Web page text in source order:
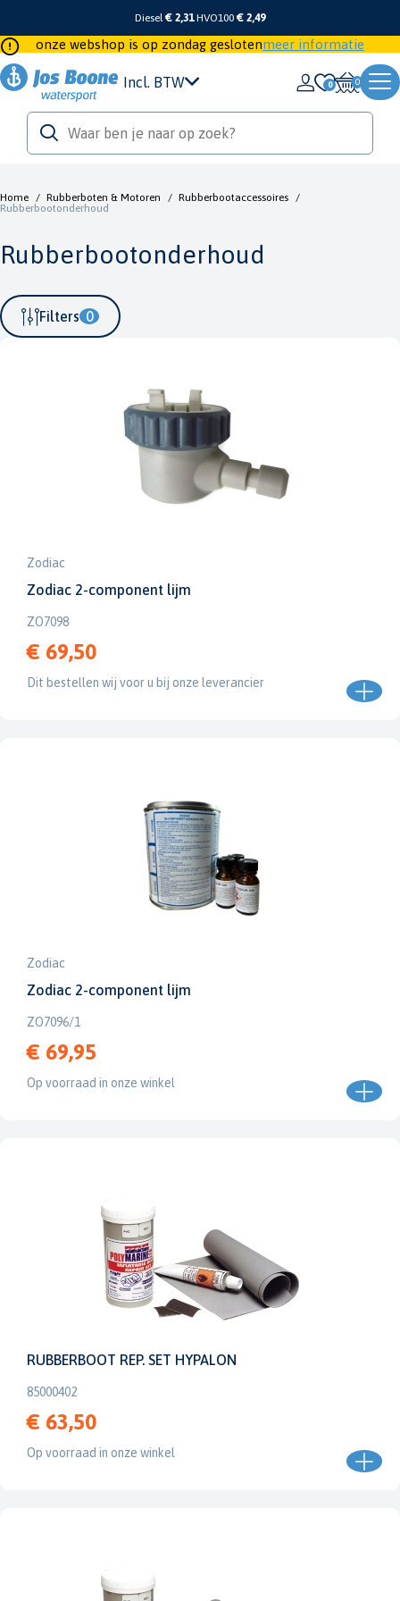
Diesel€ 2,31 HVO100 € 2,49
onze webshop is op zondag geslotenmeer informatie
Incl. BTW 0
Home / Rubberboten & Motoren / Rubberbootaccessoires /
Rubberbootonderhoud
Rubberbootonderhoud
Filters 0
Zodiac
Zodiac 2-component lijm
ZO7098
€ 69,50
Dit bestellen wij voor u bij onze leverancier
Zodiac
Zodiac 2-component lijm
ZO7096/1
€ 69,95
Op voorraad in onze winkel
RUBBERBOOT REP. SET HYPALON
85000402
€ 63,50
Op voorraad in onze winkel